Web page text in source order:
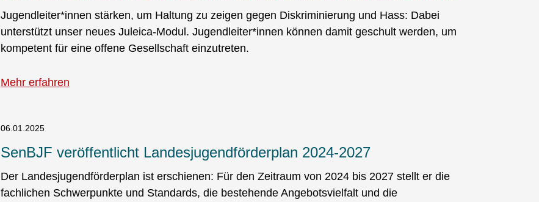
Jugendleiter*innen stärken, um Haltung zu zeigen gegen Diskriminierung und Hass: Dabei
unterstützt unser neues Juleica-Modul. Jugendleiter*innen können damit geschult werden, um
kompetent für eine offene Gesellschaft einzutreten.
Mehr erfahren
06.01.2025
SenBJF veröffentlicht Landesjugendförderplan 2024-2027
Der Landesjugendförderplan ist erschienen: Für den Zeitraum von 2024 bis 2027 stellt er die
fachlichen Schwerpunkte und Standards, die bestehende Angebotsvielfalt und die